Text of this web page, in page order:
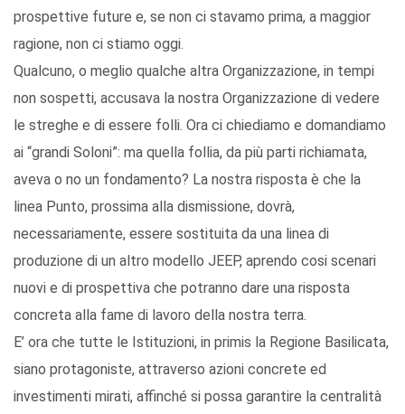
prospettive future e, se non ci stavamo prima, a maggior
ragione, non ci stiamo oggi.
Qualcuno, o meglio qualche altra Organizzazione, in tempi
non sospetti, accusava la nostra Organizzazione di vedere
le streghe e di essere folli. Ora ci chiediamo e domandiamo
ai “grandi Soloni”: ma quella follia, da più parti richiamata,
aveva o no un fondamento? La nostra risposta è che la
linea Punto, prossima alla dismissione, dovrà,
necessariamente, essere sostituita da una linea di
produzione di un altro modello JEEP, aprendo cosi scenari
nuovi e di prospettiva che potranno dare una risposta
concreta alla fame di lavoro della nostra terra.
E’ ora che tutte le Istituzioni, in primis la Regione Basilicata,
siano protagoniste, attraverso azioni concrete ed
investimenti mirati, affinché si possa garantire la centralità